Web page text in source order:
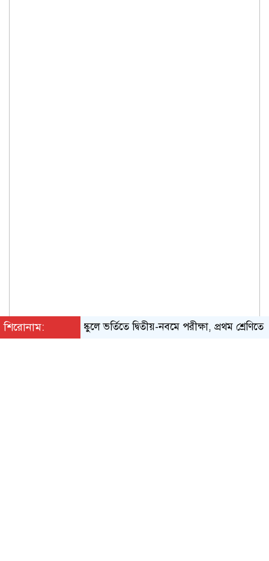
শিরোনাম: স্কুলে ভর্তিতে দ্বিতীয়-নবমে পরীক্ষা, প্রথম শ্রেণিতে লটারি